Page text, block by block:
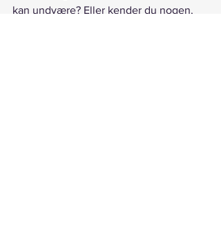
kan undvære? Eller kender du nogen,